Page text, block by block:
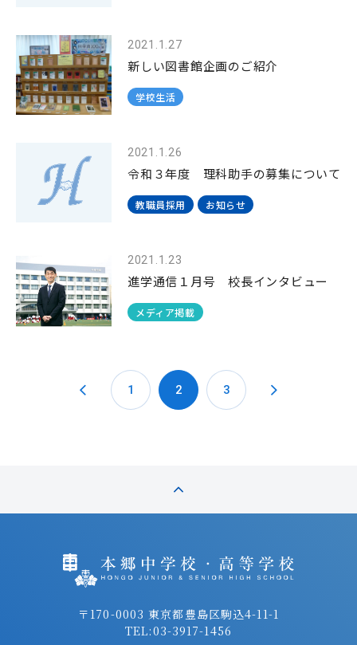
2021.1.27
新しい図書館企画のご紹介
学校生活
2021.1.26
令和３年度 理科助手の募集について
教職員採用 お知らせ
2021.1.23
進学通信１月号 校長インタビュー
メディア掲載
1 2 3
〒170-0003 東京都豊島区駒込4-11-1
TEL:03-3917-1456